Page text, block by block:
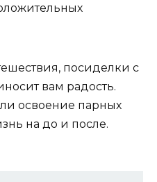
посиделки с
вам радость.
освоение парных
на до и после.